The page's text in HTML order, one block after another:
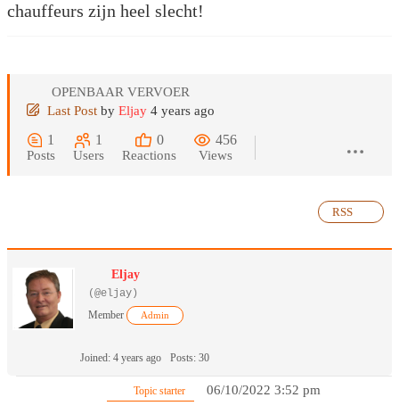
chauffeurs zijn heel slecht!
OPENBAAR VERVOER
Last Post by Eljay 4 years ago
1
Posts
1
Users
0
Reactions
456
Views
RSS
Eljay
(@eljay)
Member
Admin
Joined: 4 years ago Posts: 30
Topic starter 06/10/2022 3:52 pm